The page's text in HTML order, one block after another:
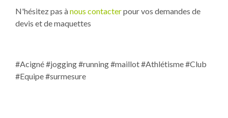
N'hésitez pas ànous contacterpour vos demandes de
devis et de maquettes
#Acigné #jogging #running #maillot #Athlétisme #Club
#Equipe #surmesure